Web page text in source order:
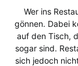
Wer ins
gönnen. Dabei
auf den Tisch,
sogar sind.
sich jedoch